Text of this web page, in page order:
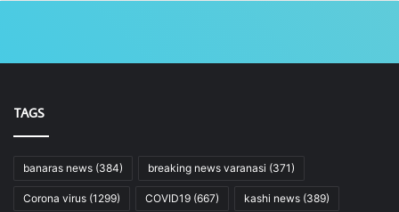
TAGS
banaras news (384) breaking news varanasi (371)
Corona virus (1299) COVID19 (667) kashi news (389)